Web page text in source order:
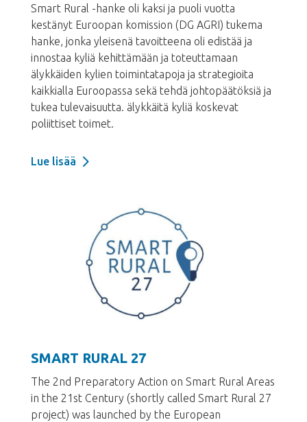
Smart Rural -hanke oli kaksi ja puoli vuotta
kestänyt Euroopan komission (DG AGRI) tukema
hanke, jonka yleisenä tavoitteena oli edistää ja
innostaa kyliä kehittämään ja toteuttamaan
älykkäiden kylien toimintatapoja ja strategioita
kaikkialla Euroopassa sekä tehdä johtopäätöksiä ja
tukea tulevaisuutta. älykkäitä kyliä koskevat
poliittiset toimet.
Lue lisää
SMART RURAL 27
The 2nd Preparatory Action on Smart Rural Areas
in the 21st Century (shortly called Smart Rural 27
project) was launched by the European